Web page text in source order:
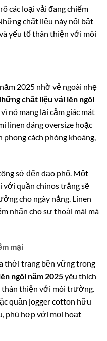
các loại vải đang chiếm
chất liệu này nổi bật
yếu tố thân thiện với môi
2025 nhờ vẻ ngoài nhẹ
chất liệu vải lên ngôi
nó mang lại cảm giác mát
linen dáng oversize hoặc
cách phóng khoáng,
sở đến dạo phố. Một
với quần chinos trắng sẽ
cho ngày nắng. Linen
nhấn cho sự thoải mái mà
mại
thời trang bền vững trong
ngôi năm 2025yêu thích
thân thiện với môi trường.
quần jogger cotton hữu
phù hợp với mọi hoạt